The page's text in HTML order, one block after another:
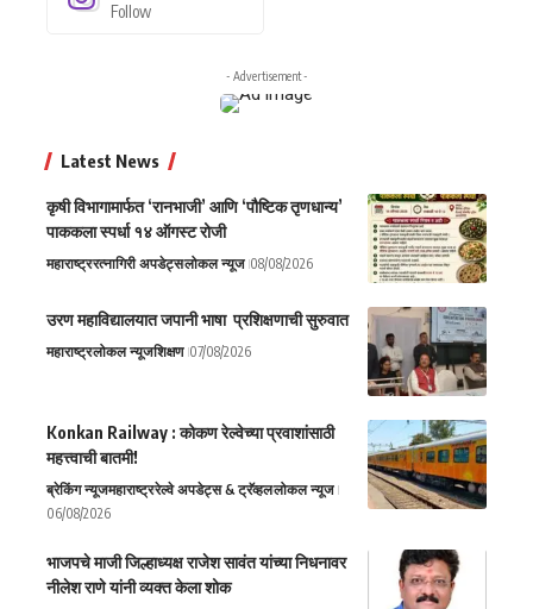
Follow
- Advertisement -
Latest News
कृषी विभागामार्फत ‘रानभाजी’ आणि ‘पौष्टिक तृणधान्य’
पाककला स्पर्धा १४ ऑगस्ट रोजी
महाराष्ट्ररत्नागिरी अपडेट्सलोकल न्यूज 08/08/2026
उरण महाविद्यालयात जपानी भाषा प्रशिक्षणाची सुरुवात
महाराष्ट्रलोकल न्यूजशिक्षण 07/08/2026
Konkan Railway : कोकण रेल्वेच्या प्रवाशांसाठी
महत्त्वाची बातमी!
ब्रेकिंग न्यूजमहाराष्ट्ररेल्वे अपडेट्स & ट्रॅव्हललोकल न्यूज
06/08/2026
भाजपचे माजी जिल्हाध्यक्ष राजेश सावंत यांच्या निधनावर
नीलेश राणे यांनी व्यक्त केला शोक